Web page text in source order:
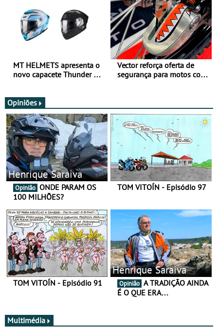
MT HELMETS apresenta o
novo capacete Thunder 4 R
Vector reforça oferta de
segurança para motos com
Opiniões
Henrique Saraiva
Opinião
100 MILHÕES?
TOM VITOÍN - Episódio 97
TOM VITOÍN - Episódio 91
Henrique Saraiva
Opinião
É O QUE ERA…
Multimédia